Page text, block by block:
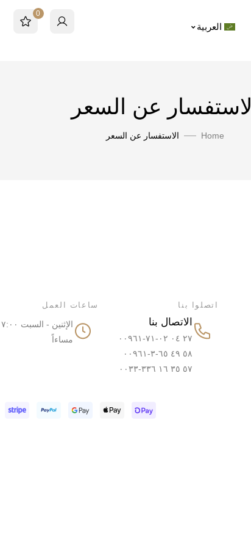
العربية
0
الاستفسار عن السعر
Home الاستفسار عن السعر
اتصلوا بنا
الاتصال بنا
٢٧ ٠٤ ٠٢-٧١-٠٠٩٦١
٥٨ ٤٩ ٦٥-٣-٠٠٩٦١
٥٧ ٣٥ ١٦ ٣٣٦-٠٠٣٣
ساعات العمل
مساءاً